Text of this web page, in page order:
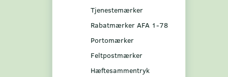
Tjenestemærker
Rabatmærker AFA 1-78
Portomærker
Feltpostmærker
Hæftesammentryk